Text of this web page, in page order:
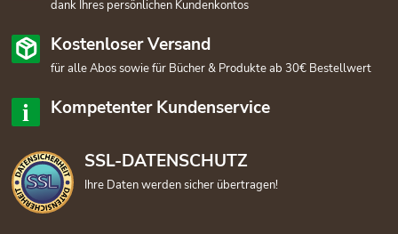
dank Ihres persönlichen Kundenkontos
Kostenloser Versand
für alle Abos sowie für Bücher & Produkte ab 30€ Bestellwert
Kompetenter Kundenservice
SSL-DATENSCHUTZ
Ihre Daten werden sicher übertragen!